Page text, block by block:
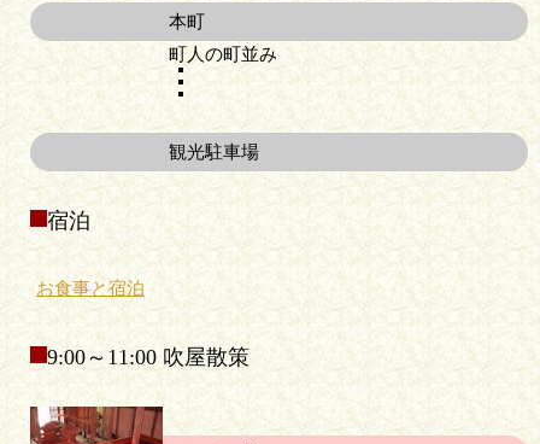
本町
町人の町並み
観光駐車場
宿泊
お食事と宿泊
9:00～11:00 吹屋散策